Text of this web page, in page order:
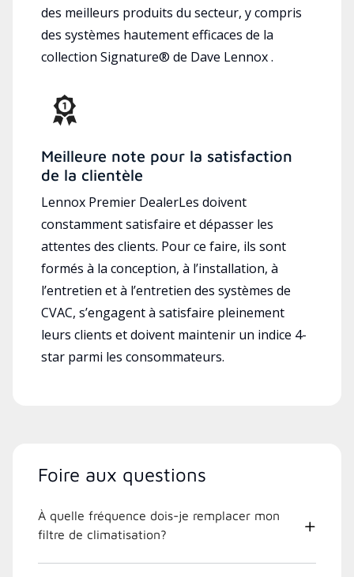
des meilleurs produits du secteur, y compris
des systèmes hautement efficaces de la
collection Signature® de Dave Lennox .
Meilleure note pour la satisfaction
de la clientèle
Lennox Premier DealerLes doivent
constamment satisfaire et dépasser les
attentes des clients. Pour ce faire, ils sont
formés à la conception, à l’installation, à
l’entretien et à l’entretien des systèmes de
CVAC, s’engagent à satisfaire pleinement
leurs clients et doivent maintenir un indice 4-
star parmi les consommateurs.
Foire aux questions
À quelle fréquence dois-je remplacer mon
filtre de climatisation?